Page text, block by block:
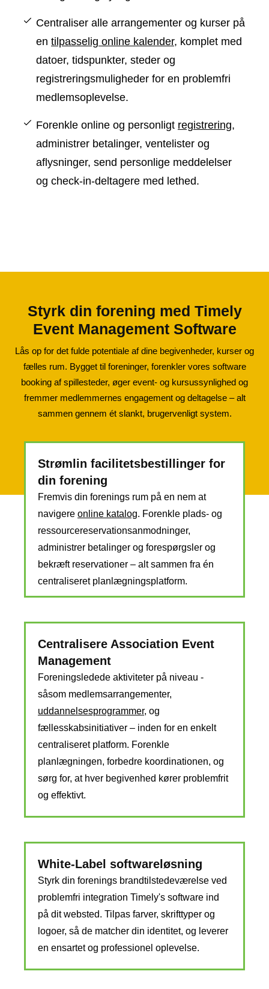
Centraliser alle arrangementer og kurser på
en tilpasselig online kalender, komplet med
datoer, tidspunkter, steder og
registreringsmuligheder for en problemfri
medlemsoplevelse.
Forenkle online og personligt registrering,
administrer betalinger, ventelister og
aflysninger, send personlige meddelelser
og check-in-deltagere med lethed.
Styrk din forening med Timely
Event Management Software
Lås op for det fulde potentiale af dine begivenheder, kurser og
fælles rum. Bygget til foreninger, forenkler vores software
booking af spillesteder, øger event- og kursussynlighed og
fremmer medlemmernes engagement og deltagelse – alt
sammen gennem ét slankt, brugervenligt system.
Strømlin facilitetsbestillinger for
din forening
Fremvis din forenings rum på en nem at
navigere online katalog. Forenkle plads- og
ressourcereservationsanmodninger,
administrer betalinger og forespørgsler og
bekræft reservationer – alt sammen fra én
centraliseret planlægningsplatform.
Centralisere Association Event
Management
Foreningsledede aktiviteter på niveau -
såsom medlemsarrangementer,
uddannelsesprogrammer, og
fællesskabsinitiativer – inden for en enkelt
centraliseret platform. Forenkle
planlægningen, forbedre koordinationen, og
sørg for, at hver begivenhed kører problemfrit
og effektivt.
White-Label softwareløsning
Styrk din forenings brandtilstedeværelse ved
problemfri integration Timely's software ind
på dit websted. Tilpas farver, skrifttyper og
logoer, så de matcher din identitet, og leverer
en ensartet og professionel oplevelse.